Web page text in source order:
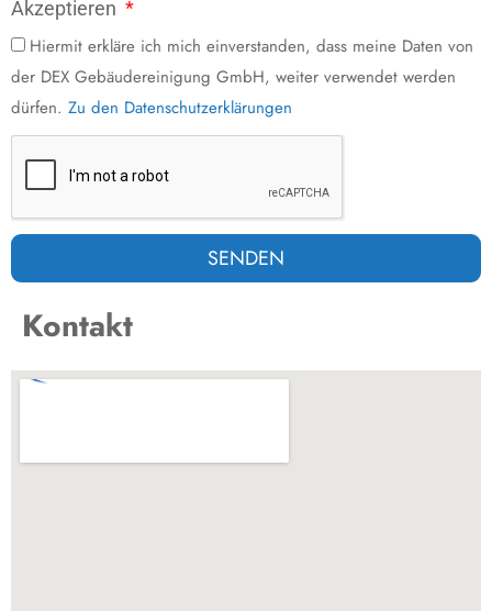
Akzeptieren
Hiermit erkläre ich mich einverstanden, dass meine Daten von
der DEX Gebäudereinigung GmbH, weiter verwendet werden
dürfen. Zu den Datenschutzerklärungen
SENDEN
Kontakt